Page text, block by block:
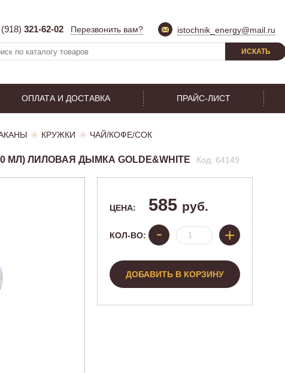
321-62-02 Перезвонить вам? istochnik_energy@mail.ru
ИСКАТЬ
ОПЛАТА И ДОСТАВКА ПРАЙС-ЛИСТ
КРУЖКИ ЧАЙ/КОФЕ/СОК
МЛ) ЛИЛОВАЯ ДЫМКА GOLDE&WHITE Код: 64149
ЦЕНА: 585 руб.
КОЛ-ВО: - +
ДОБАВИТЬ В КОРЗИНУ